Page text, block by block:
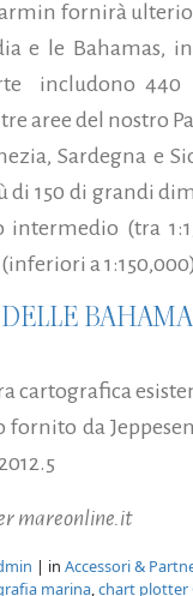
fornirà
e le Bahamas,
includono
aree del nostro
Sardegna e
di 150 di grandi
(tra
a
cartografica
da
mareonline.it
| in Accessori &
marina,chart plotter